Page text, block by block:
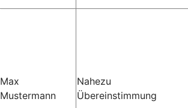
Max
Mustermann
Nahezu
Übereinstimmung